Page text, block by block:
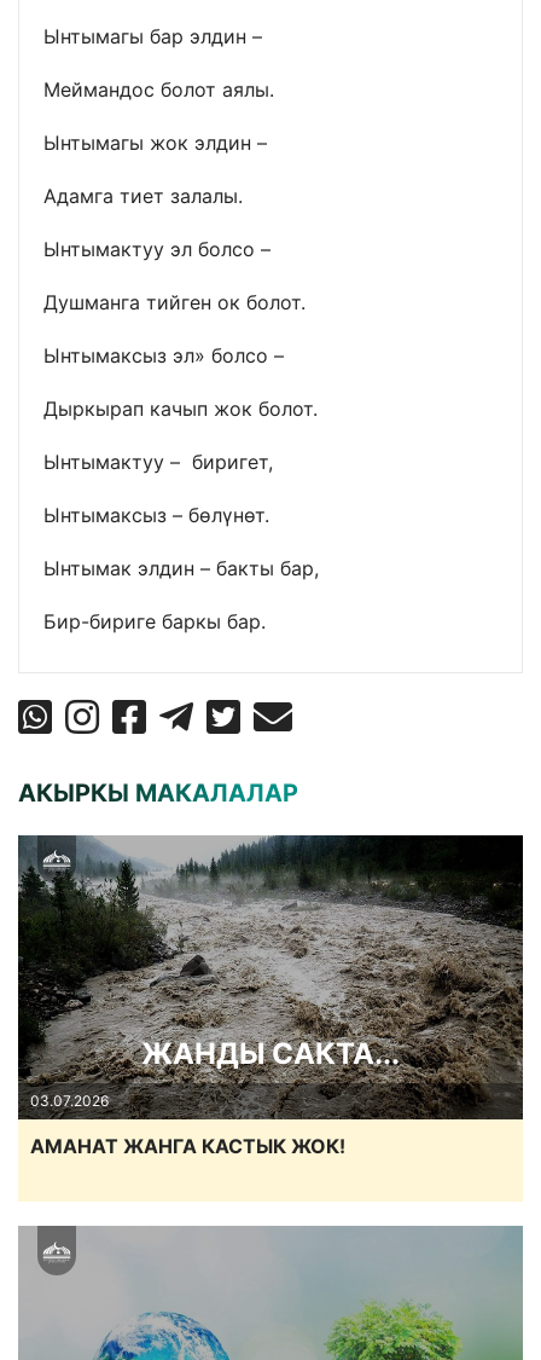
Ынтымагы бар элдин –
Меймандос болот аялы.
Ынтымагы жок элдин –
Адамга тиет залалы.
Ынтымактуу эл болсо –
Душманга тийген ок болот.
Ынтымаксыз эл» болсо –
Дыркырап качып жок болот.
Ынтымактуу – биригет,
Ынтымаксыз – бөлүнөт.
Ынтымак элдин – бакты бар,
Бир-бириге баркы бар.
АКЫРКЫ МАКАЛАЛАР
ЖАНДЫ САКТА...
03.07.2026
АМАНАТ ЖАНГА КАСТЫК ЖОК!